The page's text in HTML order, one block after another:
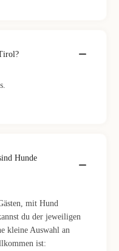
Hunde
mit Hund
du der jeweiligen
kleine Auswahl an
ist: